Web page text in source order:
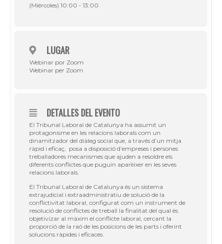
(Miércoles) 10:00 - 13:00
LUGAR
Webinar por Zoom
Webinar per Zoom
DETALLES DEL EVENTO
El Tribunal Laboral de Catalunya ha assumit un
protagonisme en les relacions laborals com un
dinamitzador del diàleg social que, a través d’un mitja
ràpid i eficaç, posa a disposició d’empreses i persones
treballadores mecanismes que ajuden a resoldre els
diferents conflictes que puguin aparèixer en les seves
relacions laborals.
El Tribunal Laboral de Catalunya és un sistema
extrajudicial i extraadministratiu de solució de la
conflictivitat laboral, configurat com un instrument de
resolució de conflictes de treball la finalitat del qual és
objetivizar al màxim el conflicte laboral, cercant la
proporció de la raó de les posicions de les parts i oferint
solucions ràpides i eficaces.